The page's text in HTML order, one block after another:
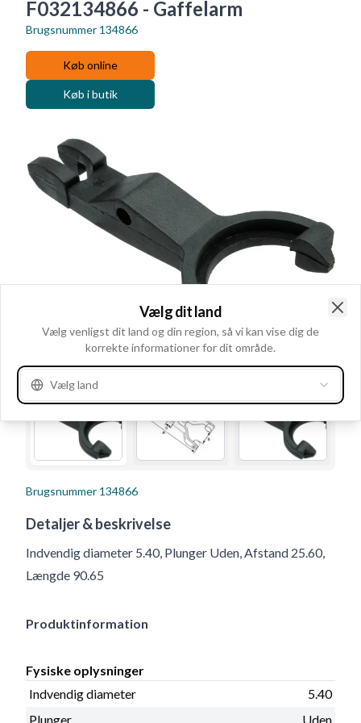
F032134866 - Gaffelarm
Brugsnummer 134866
Køb online
Køb i butik
Brugsnummer 134866
Detaljer & beskrivelse
Indvendig diameter 5.40, Plunger Uden, Afstand 25.60,
Længde 90.65
Produktinformation
Fysiske oplysninger
Indvendig diameter
5.40
Plunger
Uden
Vælg dit land
Vælg venligst dit land og din region, så vi kan vise dig de
korrekte informationer for dit område.
Vælg land